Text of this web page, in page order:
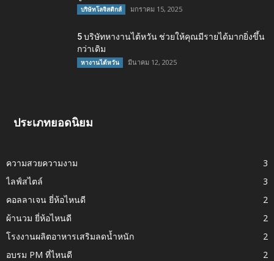
บริษัทโลจิสติกส์ มกราคม 15, 2025
5 บริษัทหางานไต้หวัน ช่วยให้คุณมีรายได้มากยิ่งขึ้น
กว่าเดิม
หางานไต้หวัน มีนาคม 12, 2025
ประเภทยอดนิยม
ความสวยความงาม
3
ไลฟ์สไตล์
3
คอลลาเจน ยี่ห้อไหนดี
2
ผ้านวม ยี่ห้อไหนดี
2
โรงงานผลิตอาหารเสริมลดน้ำหนัก
2
อบรม PM ที่ไหนดี
2